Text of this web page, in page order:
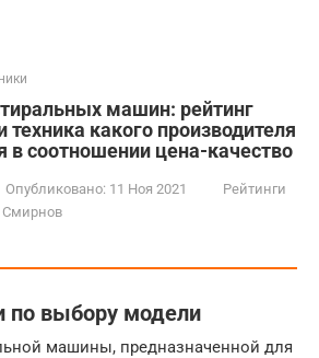
машин: рейтинг
техника какого производителя
в соотношении цена-качество
Опубликовано: 11 Ноя 2021
Рейтинги
Смирнов
по выбору модели
машины, предназначенной для